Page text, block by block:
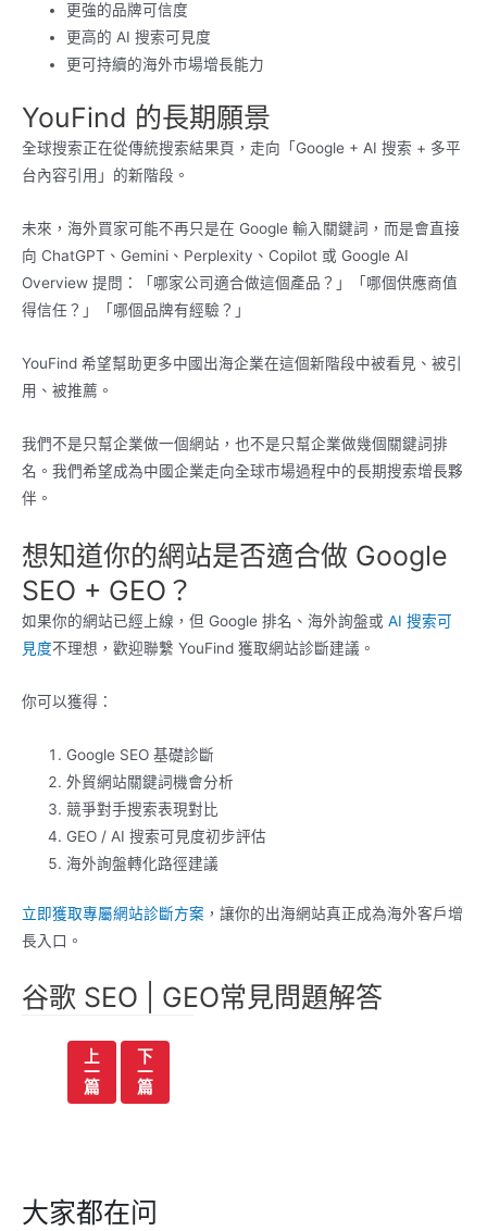
更強的品牌可信度
更高的 AI 搜索可見度
更可持續的海外市場增長能力
YouFind 的長期願景
全球搜索正在從傳統搜索結果頁，走向「Google + AI 搜索 + 多平
台內容引用」的新階段。
未來，海外買家可能不再只是在 Google 輸入關鍵詞，而是會直接
向 ChatGPT、Gemini、Perplexity、Copilot 或 Google AI
Overview 提問：「哪家公司適合做這個產品？」「哪個供應商值
得信任？」「哪個品牌有經驗？」
YouFind 希望幫助更多中國出海企業在這個新階段中被看見、被引
用、被推薦。
我們不是只幫企業做一個網站，也不是只幫企業做幾個關鍵詞排
名。我們希望成為中國企業走向全球市場過程中的長期搜索增長夥
伴。
想知道你的網站是否適合做 Google
SEO + GEO？
如果你的網站已經上線，但 Google 排名、海外詢盤或 AI 搜索可
見度不理想，歡迎聯繫 YouFind 獲取網站診斷建議。
你可以獲得：
Google SEO 基礎診斷
外貿網站關鍵詞機會分析
競爭對手搜索表現對比
GEO / AI 搜索可見度初步評估
海外詢盤轉化路徑建議
立即獲取專屬網站診斷方案 ，讓你的出海網站真正成為海外客戶增
長入口。
谷歌 SEO | GEO常見問題解答
上
一
篇
下
一
篇
大家都在问